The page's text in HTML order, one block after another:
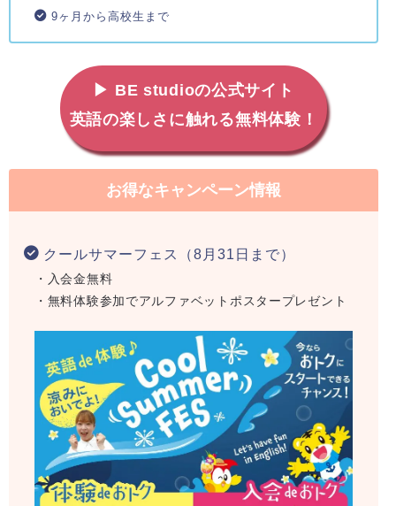
9ヶ月から高校生まで
▶ BE studioの公式サイト
英語の楽しさに触れる無料体験！
お得なキャンペーン情報
クールサマーフェス（8月31日まで）
・入会金無料
・無料体験参加でアルファベットポスタープレゼント